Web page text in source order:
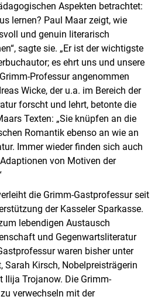
Aspekten betrachtet:
lernen? Paul Maar zeigt, wie
und genuin literarisch
sagte sie. „Er ist der wichtigste
es ehrt uns und unsere
Professur angenommen
Wicke, der u.a. im Bereich der
forscht und lehrt, betonte die
Texten: „Sie knüpfen an die
Romantik ebenso an wie an
Immer wieder finden sich auch
von Motiven der
die Grimm-Gastprofessur seit
der Kasseler Sparkasse.
lebendigen Austausch
und Gegenwartsliteratur
waren bisher unter
Sarah Kirsch, Nobelpreisträgerin
Ilija Trojanow. Die Grimm-
verwechseln mit der